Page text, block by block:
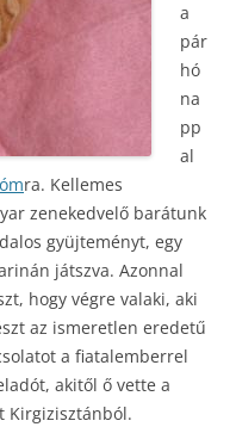
a
pár
hó
na
pp
al
ra. Kellemes
zenekedvelő barátunk
gyüjteményt, egy
játszva. Azonnal
hogy végre valaki, aki
az ismeretlen eredetű
a fiatalemberrel
akitől ő vette a
Kirgizisztánból.